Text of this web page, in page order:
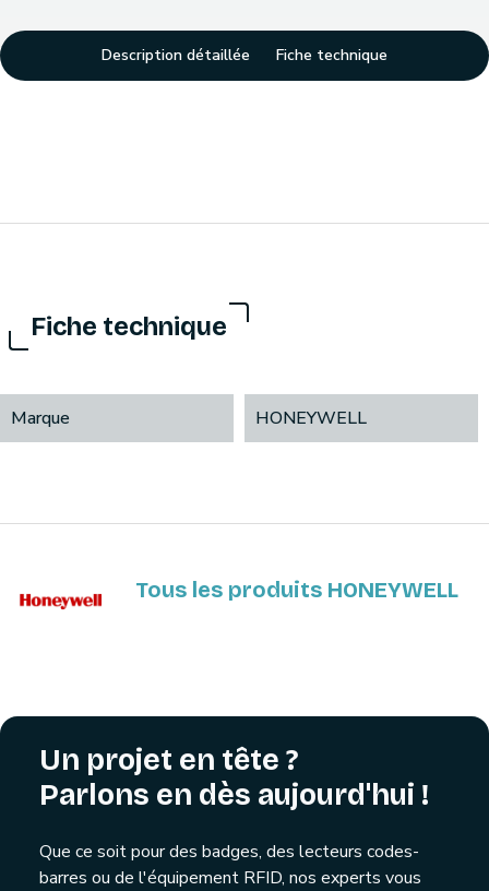
Description détaillée Fiche technique
Fiche technique
Marque HONEYWELL
Tous les produits HONEYWELL
Un projet en tête ?
Parlons en dès aujourd'hui !
Que ce soit pour des badges, des lecteurs codes-
barres ou de l'équipement RFID, nos experts vous